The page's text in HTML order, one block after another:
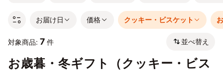
お届け日 価格 クッキー・ビスケット
対象商品: 7 件 並べ替え
お歳暮・冬ギフト（クッキー・ビス